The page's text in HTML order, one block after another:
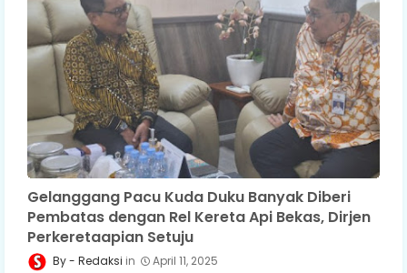
Gelanggang Pacu Kuda Duku Banyak Diberi
Pembatas dengan Rel Kereta Api Bekas, Dirjen
Perkeretaapian Setuju
Redaksi April 11, 2025